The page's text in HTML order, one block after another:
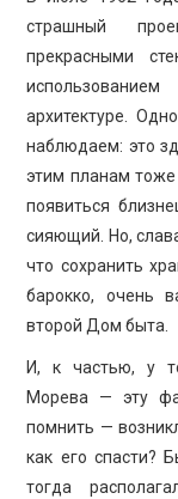
страшный
прекрасными
архитектуре.
наблюдаем: это
этим планам
появиться
сияющий. Но,
что сохранить
барокко, очень
второй Дом быта.
И, к частью, у
Морева — эту
помнить —
как его спасти?
тогда